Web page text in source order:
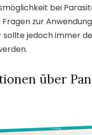
bei
zur
sollte jedoch immer
über